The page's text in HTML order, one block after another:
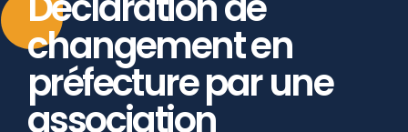
changement en
préfecture par une
association